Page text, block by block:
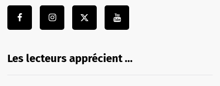
Les lecteurs apprécient …